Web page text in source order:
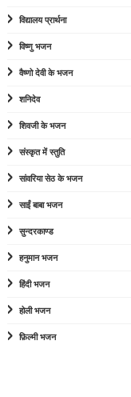
विद्यालय प्रार्थना
विष्णु भजन
वैष्णो देवी के भजन
शनिदेव
शिवजी के भजन
संस्कृत में स्तुति
सांवरिया सेठ के भजन
साईं बाबा भजन
सुन्दरकाण्ड
हनुमान भजन
हिंदी भजन
होली भजन
फ़िल्मी भजन